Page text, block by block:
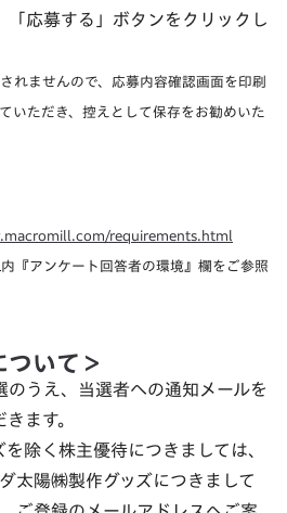
応募する」ボタンをクリックし
ませんので、応募内容確認画面を印刷
いただき、控えとして保存をお勧めいた
requirements.html
『アンケート回答者の環境』欄をご参照
ついて＞
のうえ、当選者への通知メールを
ます。
除く株主優待につきましては、
太陽㈱製作グッズにつきまして